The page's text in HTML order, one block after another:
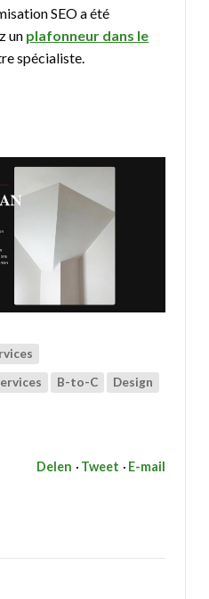
SEO a été
un plafonneur dans le
spécialiste.
B-to-C Design
Delen Tweet E-mail